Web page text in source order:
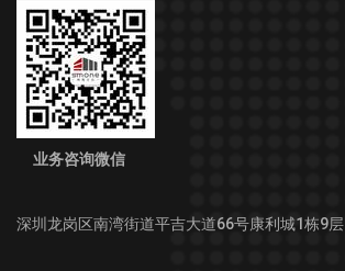
业务咨询微信
深圳龙岗区南湾街道平吉大道66号康利城1栋9层